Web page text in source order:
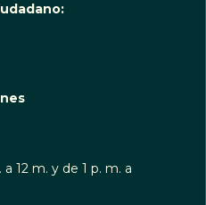
12 m. y de 1 p. m. a